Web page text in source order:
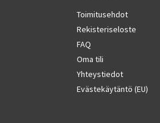
Toimitusehdot
Rekisteriseloste
FAQ
Oma tili
Yhteystiedot
Evästekäytäntö (EU)